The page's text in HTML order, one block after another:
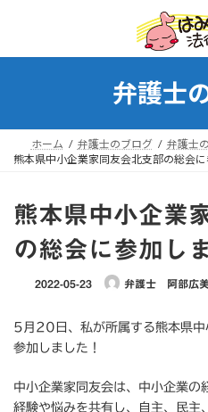
ン
キ
ー
に
弁護士
ホーム 弁護士のブログ
弁護士
熊本県中小企業家同友会北支部の総会に
熊本県中小企業
の総会に参加し
2022-05-23 弁護士 阿部広
5月20日、私が所属する熊本県中
参加しました！
中小企業家同友会は、中小企業の
経験や悩みを共有し、自主、民主